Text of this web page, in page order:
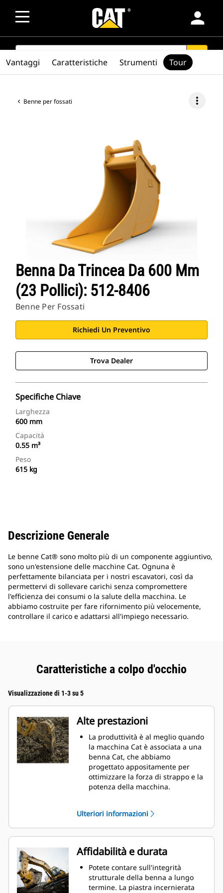
person
SEARCH search
Benne per fossati more_vert
Benna Da Trincea Da 600 Mm
(23 Pollici): 512-8406
Benne Per Fossati
Richiedi Un Preventivo
Trova Dealer
Specifiche Chiave
Larghezza
600 mm
Capacità
0.55 m³
Peso
615 kg
Vantaggi Caratteristiche Strumenti Tour
Descrizione Generale
Le benne Cat® sono molto più di un componente aggiuntivo,
sono un'estensione delle macchine Cat. Ognuna è
perfettamente bilanciata per i nostri escavatori, così da
permettervi di sollevare carichi senza compromettere
l'efficienza dei consumi o la salute della macchina. Le
abbiamo costruite per fare rifornimento più velocemente,
controllare il carico e adattarsi all'impiego necessario.
Caratteristiche a colpo d'occhio
Visualizzazione di 1-3 su 5
Alte prestazioni
La produttività è al meglio quando
la macchina Cat è associata a una
benna Cat, che abbiamo
progettato appositamente per
ottimizzare la forza di strappo e la
potenza della macchina.
benna. Il gioco del tallone
aggiunto assicura che il fondo
della benna non si trascini,
riducendo i costi della
manutenzione.
I consumi di carburante si
innalzano sensibilmente durante
le operazioni di scavo. Le benne
Ulteriori informazioni
Affidabilità e durata
Potete contare sull'integrità
strutturale della benna a lungo
termine. La piastra incernierata